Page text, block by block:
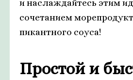
и наслаждайтесь этим
сочетанием
пикантного соуса!
Простой и